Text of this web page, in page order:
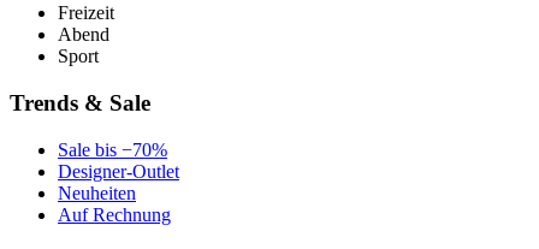
Freizeit
Abend
Sport
Trends & Sale
Sale bis −70%
Designer-Outlet
Neuheiten
Auf Rechnung